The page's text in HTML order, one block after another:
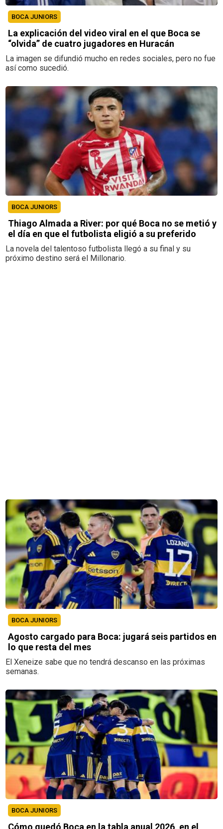
BOCA JUNIORS
La explicación del video viral en el que Boca se
“olvida” de cuatro jugadores en Huracán
La imagen se difundió mucho en redes sociales, pero no fue
así como sucedió.
BOCA JUNIORS
Thiago Almada a River: por qué Boca no se metió y
el día en que el futbolista eligió a su preferido
La novela del talentoso futbolista llegó a su final y su
próximo destino será el Millonario.
BOCA JUNIORS
Agosto cargado para Boca: jugará seis partidos en
lo que resta del mes
El Xeneize sabe que no tendrá descanso en las próximas
semanas.
BOCA JUNIORS
Cómo quedó Boca en la tabla anual 2026, en el